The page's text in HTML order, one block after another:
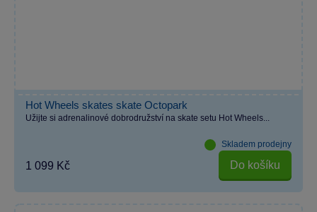
Hot Wheels skates skate Octopark
Užijte si adrenalinové dobrodružství na skate setu Hot Wheels...
Skladem prodejny
1 099 Kč Do košíku